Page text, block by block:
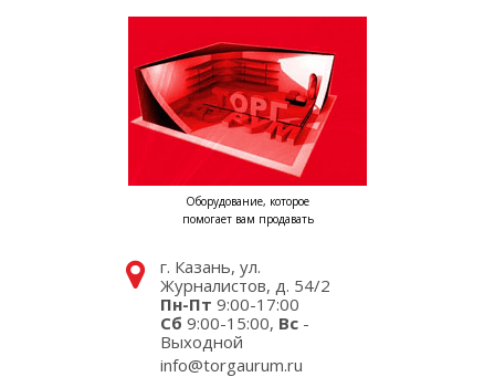
Оборудование, которое
помогает вам продавать
г. Казань, ул.
Журналистов, д. 54/2
Пн-Пт 9:00-17:00
Сб 9:00-15:00, Вс -
Выходной
info@torgaurum.ru